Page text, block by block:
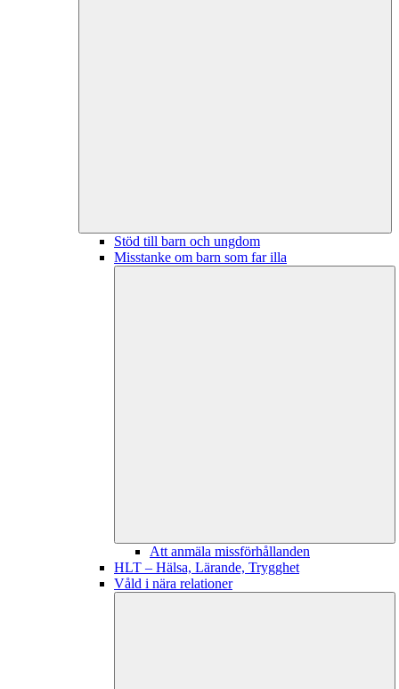
Stöd till barn och ungdom
Misstanke om barn som far illa
Att anmäla missförhållanden
HLT – Hälsa, Lärande, Trygghet
Våld i nära relationer